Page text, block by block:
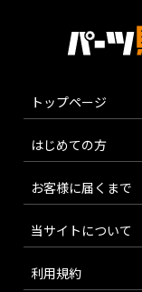
トップページ
はじめての方
お客様に届くまで
当サイトについて
利用規約